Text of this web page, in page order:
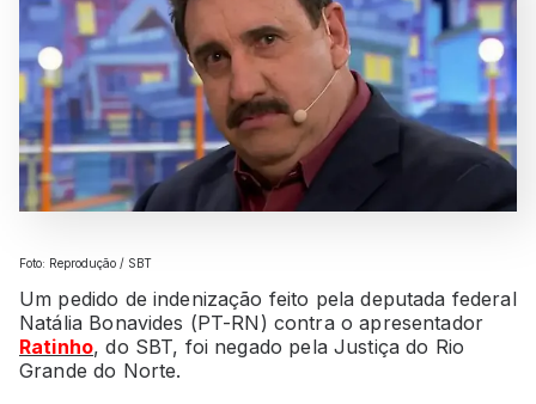
Foto: Reprodução / SBT
Um pedido de indenização feito pela deputada federal
Natália Bonavides (PT-RN) contra o apresentador
Ratinho, do SBT, foi negado pela Justiça do Rio
Grande do Norte.